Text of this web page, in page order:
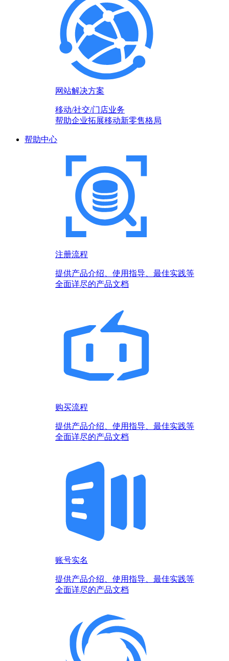
网站解决方案
移动/社交/门店业务
帮助企业拓展移动新零售格局
帮助中心
注册流程
提供产品介绍、使用指导、最佳实践等
全面详尽的产品文档
购买流程
提供产品介绍、使用指导、最佳实践等
全面详尽的产品文档
账号实名
提供产品介绍、使用指导、最佳实践等
全面详尽的产品文档